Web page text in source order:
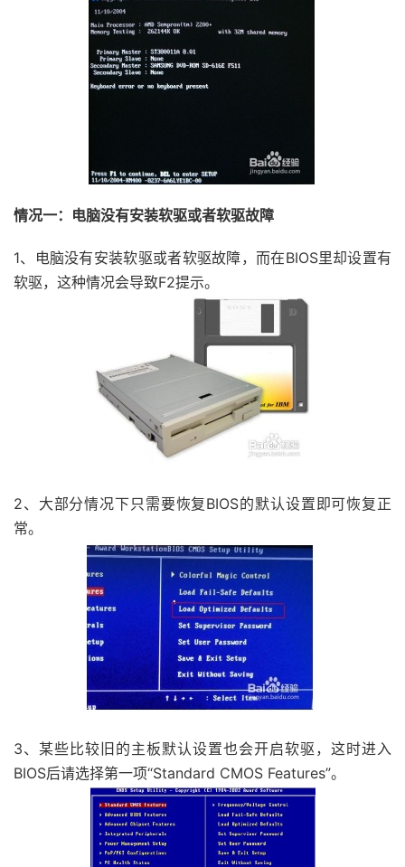
情况一：电脑没有安装软驱或者软驱故障
1、电脑没有安装软驱或者软驱故障，而在BIOS里却设置有
软驱，这种情况会导致F2提示。
2、大部分情况下只需要恢复BIOS的默认设置即可恢复正
常。
3、某些比较旧的主板默认设置也会开启软驱，这时进入
BIOS后请选择第一项“Standard CMOS Features”。